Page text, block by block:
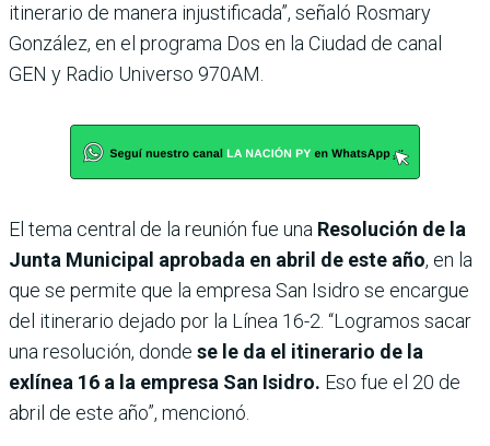
itinerario de manera injustificada”, señaló Rosmary
González, en el programa Dos en la Ciudad de canal
GEN y Radio Universo 970AM.
El tema central de la reunión fue una Resolución de la
Junta Municipal aprobada en abril de este año, en la
que se permite que la empresa San Isidro se encargue
del itinerario dejado por la Línea 16-2. “Logramos sacar
una resolución, donde se le da el itinerario de la
exlínea 16 a la empresa San Isidro. Eso fue el 20 de
abril de este año”, mencionó.